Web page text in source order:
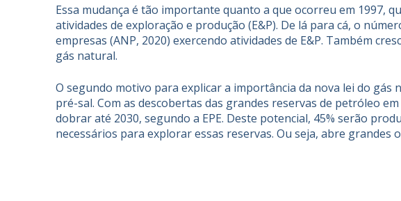
Essa mudança é tão importante quanto a que ocorreu em 1997,
atividades de exploração e produção (E&P). De lá para cá, o
empresas (ANP, 2020) exercendo atividades de E&P. Também
gás natural.
O segundo motivo para explicar a importância da nova lei do
pré-sal. Com as descobertas das grandes reservas de petróleo
dobrar até 2030, segundo a EPE. Deste potencial, 45% serão
necessários para explorar essas reservas. Ou seja, abre